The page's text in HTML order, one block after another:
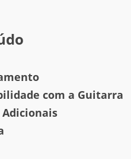
com a Guitarra
Adicionais